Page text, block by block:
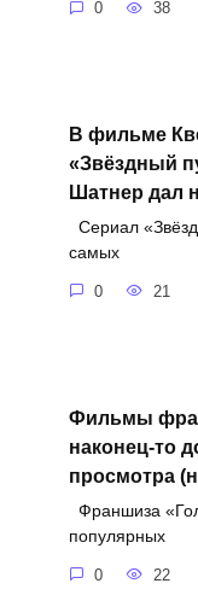
0 38
В фильме
«Звёздный
Шатнер дал
Сериал
самых
0 21
Фильмы
наконец-то
просмотра
Франшиза
популярных
0 22